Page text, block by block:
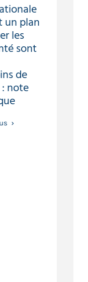
un plan
les
sont
de
note